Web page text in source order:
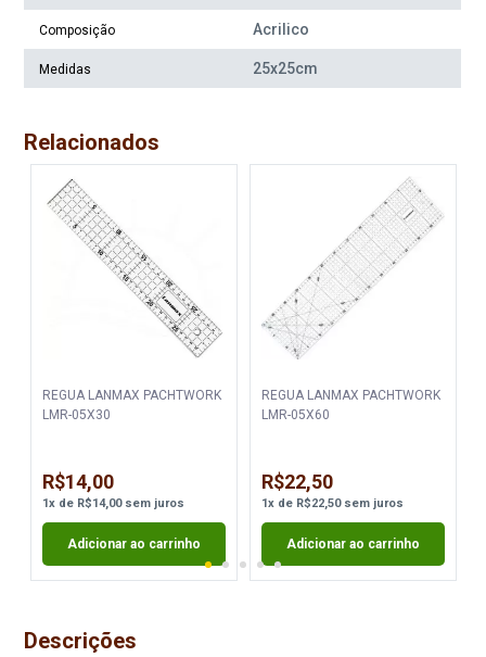
Composição Acrilico
Medidas 25x25cm
Relacionados
REGUA LANMAX PACHTWORK
LMR-05X30
R$14,00
1xde R$14,00sem juros
Adicionar ao carrinho
REGUA LANMAX PACHTWORK
LMR-05X60
R$22,50
1xde R$22,50sem juros
Adicionar ao carrinho
Descrições